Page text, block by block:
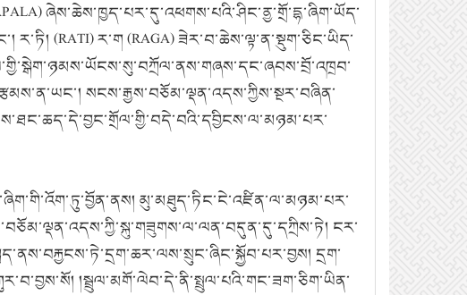
ཞེས་ཆེས་ཁྱད་པར་དུ་འཕགས་པའི་ཤིང་ནྱ་གྲོ་དྷ་ཞིག་ཡོད་
(RATI) ར་ག (RAGA) ཟེར་བ་ཆེས་ལྟ་ན་སྡུག་ཅིང་ཡིད་
སངས་རྒྱས་བཅོམ་ལྡན་འདས་ཀྱིས་སྔར་བཞིན་
མུ་མཐུད་ཏིང་ངེ་འཛིན་ལ་མཉམ་པར་
ངར་
དྲག་
།སྦྲུལ་མགོ་ལེབ་དེ་ནི་སྤྲུལ་པའི་གང་ཟག་ཅིག་ཡིན་